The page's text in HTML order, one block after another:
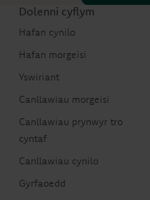
Dolenni cyflym
Hafan cynilo
Hafan morgeisi
Yswiriant
Canllawiau morgeisi
Canllawiau prynwyr tro
cyntaf
Canllawiau cynilo
Gyrfaoedd